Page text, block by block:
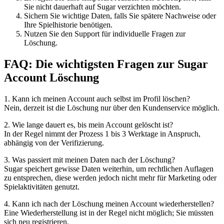
Sie nicht dauerhaft auf Sugar verzichten möchten.
Sichern Sie wichtige Daten, falls Sie spätere Nachweise oder
Ihre Spielhistorie benötigen.
Nutzen Sie den Support für individuelle Fragen zur
Löschung.
FAQ: Die wichtigsten Fragen zur Sugar
Account Löschung
1. Kann ich meinen Account auch selbst im Profil löschen?
Nein, derzeit ist die Löschung nur über den Kundenservice möglich.
2. Wie lange dauert es, bis mein Account gelöscht ist?
In der Regel nimmt der Prozess 1 bis 3 Werktage in Anspruch,
abhängig von der Verifizierung.
3. Was passiert mit meinen Daten nach der Löschung?
Sugar speichert gewisse Daten weiterhin, um rechtlichen Auflagen
zu entsprechen, diese werden jedoch nicht mehr für Marketing oder
Spielaktivitäten genutzt.
4. Kann ich nach der Löschung meinen Account wiederherstellen?
Eine Wiederherstellung ist in der Regel nicht möglich; Sie müssten
sich neu registrieren.